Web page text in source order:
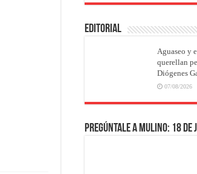
EDITORIAL
Aguaseo y
querellan
Diógenes
07/08/2026
Pregúntale a Mulino: 18 de